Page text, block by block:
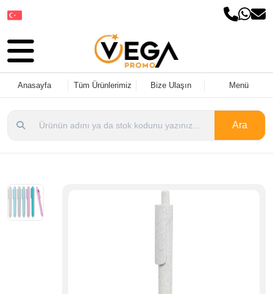
Anasayfa Tüm Ürünlerimiz Bize Ulaşın Menü
Ara